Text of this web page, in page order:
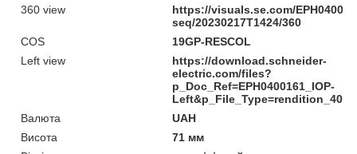
360 view
https://visuals.se.com/
seq/20230217T1424/360
COS
19GP-RESCOL
Left view
https://download.schneider-
electric.com/files?
p_Doc_Ref=EPH0400161_IOP-
Валюта
UAH
Висота
71 мм